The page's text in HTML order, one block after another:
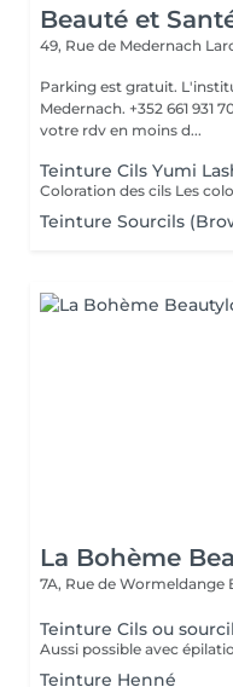
Beauté et
49, Rue de Medernach
Parking est gratuit.
Medernach. +352 661 931 701 Veuillez noter que si vous
votre rdv en moins d...
Teinture Cils Yumi
Teinture Sourcils
La Bohème
7A, Rue de Wormeldange
Teinture Cils ou
Teinture Henné